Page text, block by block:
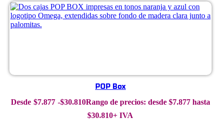
POP Box
$7.877 -$30.810Rango de precios: desde $7.877 hasta
$30.810+ IVA